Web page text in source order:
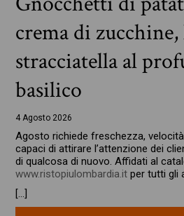
crema di
stracciatella al
basilico
4 Agosto 2026
Agosto richiede freschezza,
capaci di attirare l’attenzione dei
di qualcosa di nuovo. Affidati al
www.ristopiulombardia.itper tutti gli
[…]